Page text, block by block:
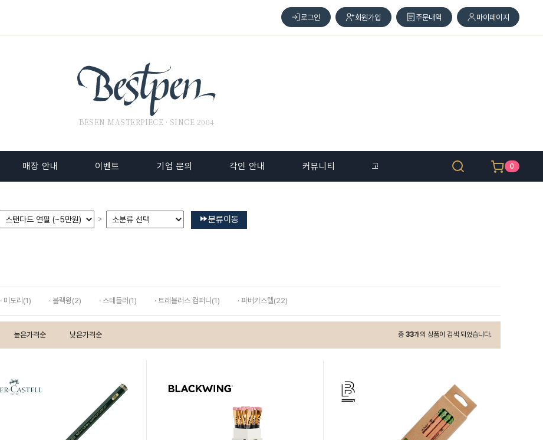
로그인 회원가입 주문내역 마이페이지
BESEN MASTERPIECE · SINCE 2004
매장 안내 이벤트 기업 문의 각인 안내 커뮤니티 고객 센터 0
> 분류이동
· 미도리(1) · 블랙윙(2) · 스테들러(1) · 트래블러스 컴퍼니(1) · 파버카스텔(22)
총 33개의 상품이 검색 되었습니다.
높은가격순 낮은가격순